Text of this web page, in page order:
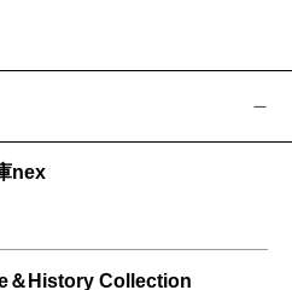
nex
＆History Collection